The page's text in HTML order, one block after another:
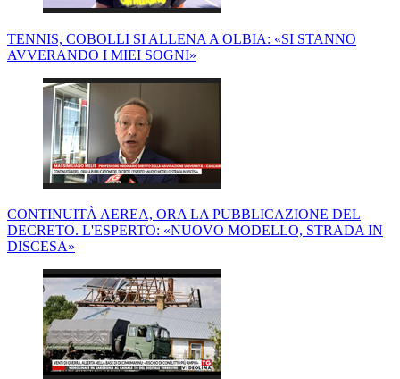
TENNIS, COBOLLI SI ALLENA A OLBIA: «SI STANNO
AVVERANDO I MIEI SOGNI»
CONTINUITÀ AEREA, ORA LA PUBBLICAZIONE DEL
DECRETO. L'ESPERTO: «NUOVO MODELLO, STRADA IN
DISCESA»